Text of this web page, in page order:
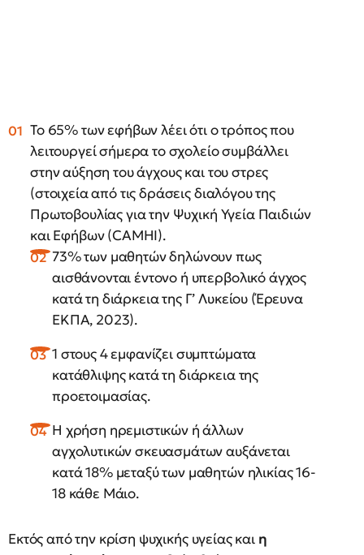
Το 65% των εφήβων λέει ότι ο τρόπος που
λειτουργεί σήμερα το σχολείο συμβάλλει
στην αύξηση του άγχους και του στρες
(στοιχεία από τις δράσεις διαλόγου της
Πρωτοβουλίας για την Ψυχική Υγεία Παιδιών
και Εφήβων (CAMHI).
73% των μαθητών δηλώνουν πως
αισθάνονται έντονο ή υπερβολικό άγχος
κατά τη διάρκεια της Γ’ Λυκείου (Έρευνα
ΕΚΠΑ, 2023).
1 στους 4 εμφανίζει συμπτώματα
κατάθλιψης κατά τη διάρκεια της
προετοιμασίας.
Η χρήση ηρεμιστικών ή άλλων
αγχολυτικών σκευασμάτων αυξάνεται
κατά 18% μεταξύ των μαθητών ηλικίας 16-
18 κάθε Μάιο.
Εκτός από την κρίση ψυχικής υγείας και η